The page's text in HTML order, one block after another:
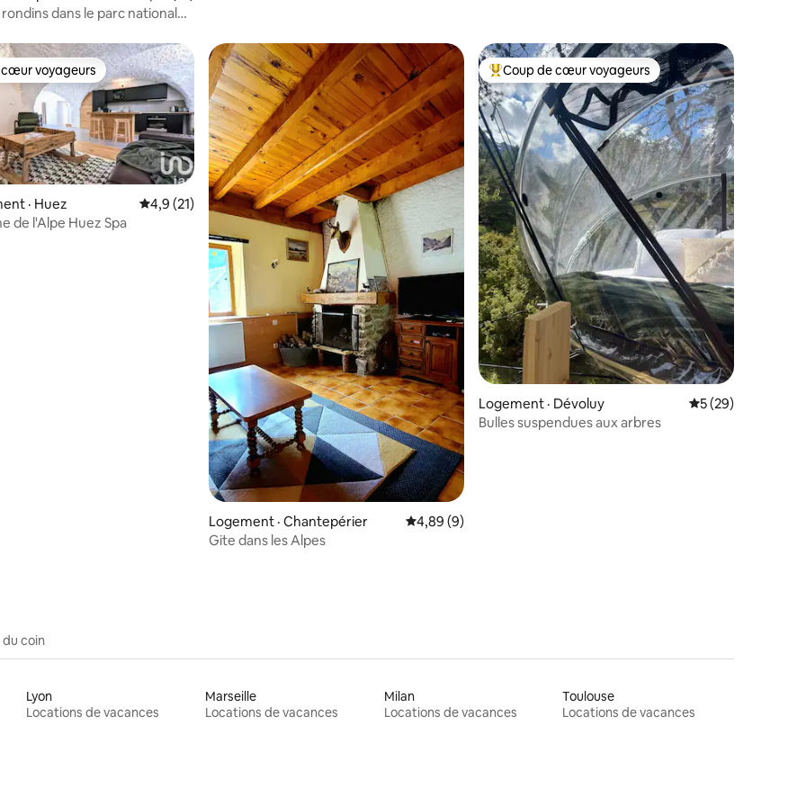
dans le parc national
5, 27 commentaires
voyageurs
voyageurs
· Huez Note moyenne de 4,9 sur 5, 21 commentaires
4,9 (21)
de l'Alpe Huez Spa
Logement · Chantepérier Note moyenne de 4,89 sur 5, 9 commentaires
4,89 (9)
Gite dans les Alpes
Coup de cœur voyageurs parmi les plus aimés
Coup de cœur voyageurs
Logement · Dévoluy Note moyenne de
5 (29)
Bulles suspendues aux arbres
coin
Lyon
Locations de vacances
Marseille
Locations de vacances
Milan
Locations de vacances
Toulouse
Locations de vacances